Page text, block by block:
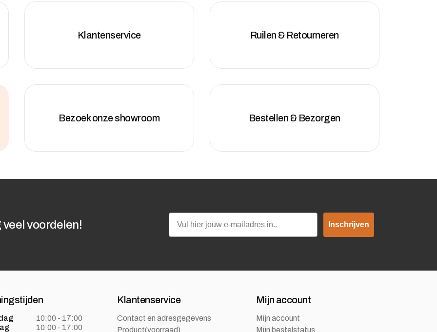
Klantenservice Ruilen & Retourneren
Bezoek onze showroom Bestellen & Bezorgen
voordelen!
Email
Inschrijven
10:00 - 17:00
10:00 - 17:00
Klantenservice
Contact en adresgegevens
Product(voorraad)
Mijn account
Mijn account
Mijn bestelstatus